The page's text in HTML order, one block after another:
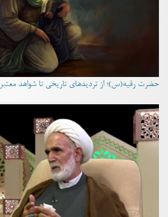
حضرت رقیه(س)؛ از تردیدهای تاریخی تا شواهد معتبر